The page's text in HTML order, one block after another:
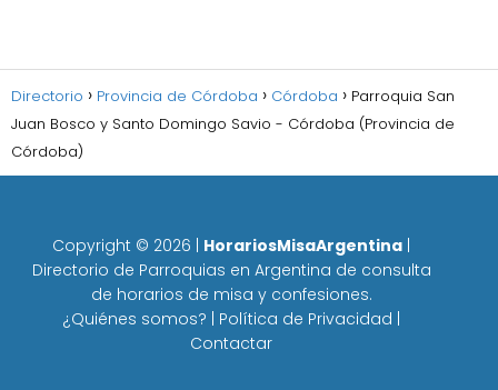
Directorio Provincia de Córdoba Córdoba
Parroquia San
Juan Bosco y Santo Domingo Savio - Córdoba (Provincia de
Córdoba)
Copyright © 2026 HorariosMisaArgentina
Directorio de Parroquias en Argentina de consulta
de horarios de misa y confesiones.
¿Quiénes somos?
Política de Privacidad
Contactar